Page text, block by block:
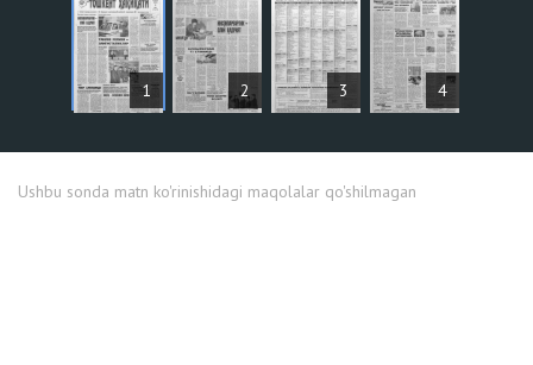
1 2 3 4
MAQOLALAR
Ushbu sonda matn ko'rinishidagi maqolalar qo'shilmagan